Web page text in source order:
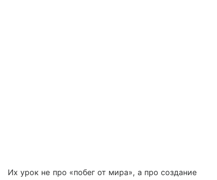
Их урок не про «побег от мира», а про создание